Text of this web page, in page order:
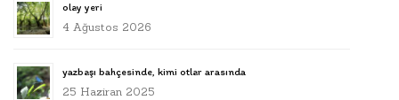
olay yeri
4 Ağustos 2026
yazbaşı bahçesinde, kimi otlar arasında
25 Haziran 2025